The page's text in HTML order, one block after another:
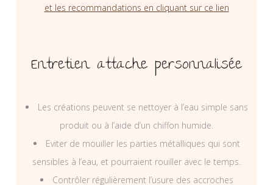
et les recommandations en cliquant sur ce lien
Entretien attache personnalisée
Les créations peuvent se nettoyer à l’eau simple sans
produit ou à l’aide d’un chiffon humide.
Eviter de mouiller les parties métalliques qui sont
sensibles à l’eau, et pourraient rouiller avec le temps.
Contrôler régulièrement l’usure des accroches